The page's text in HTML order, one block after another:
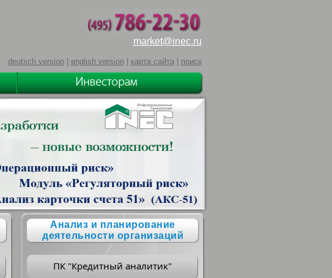
market@inec.ru
deutsch version| english version| карта сайта| поиск
Анализ и планирование
деятельности организаций
ПК "Кредитный аналитик"